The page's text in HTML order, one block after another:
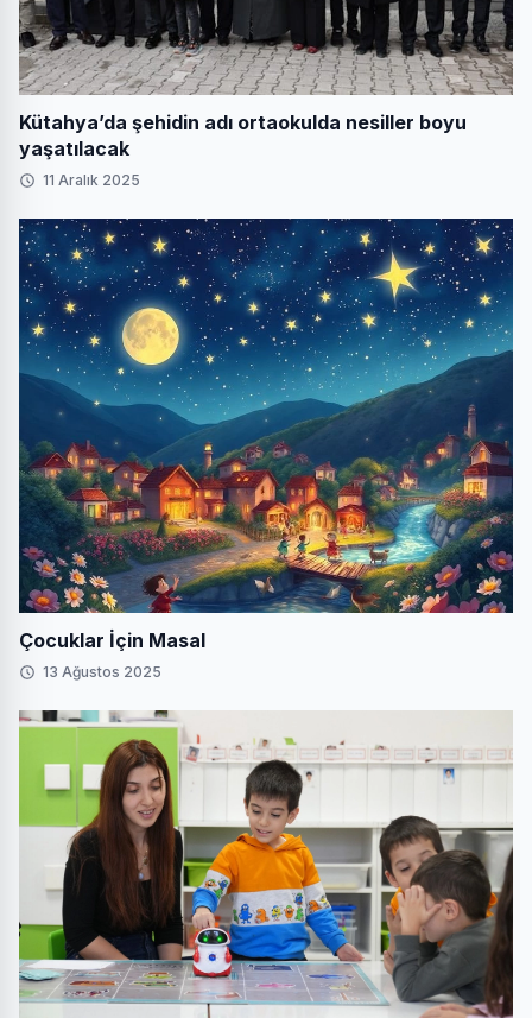
Kütahya’da şehidin adı ortaokulda nesiller boyu
yaşatılacak
11 Aralık 2025
Çocuklar İçin Masal
13 Ağustos 2025